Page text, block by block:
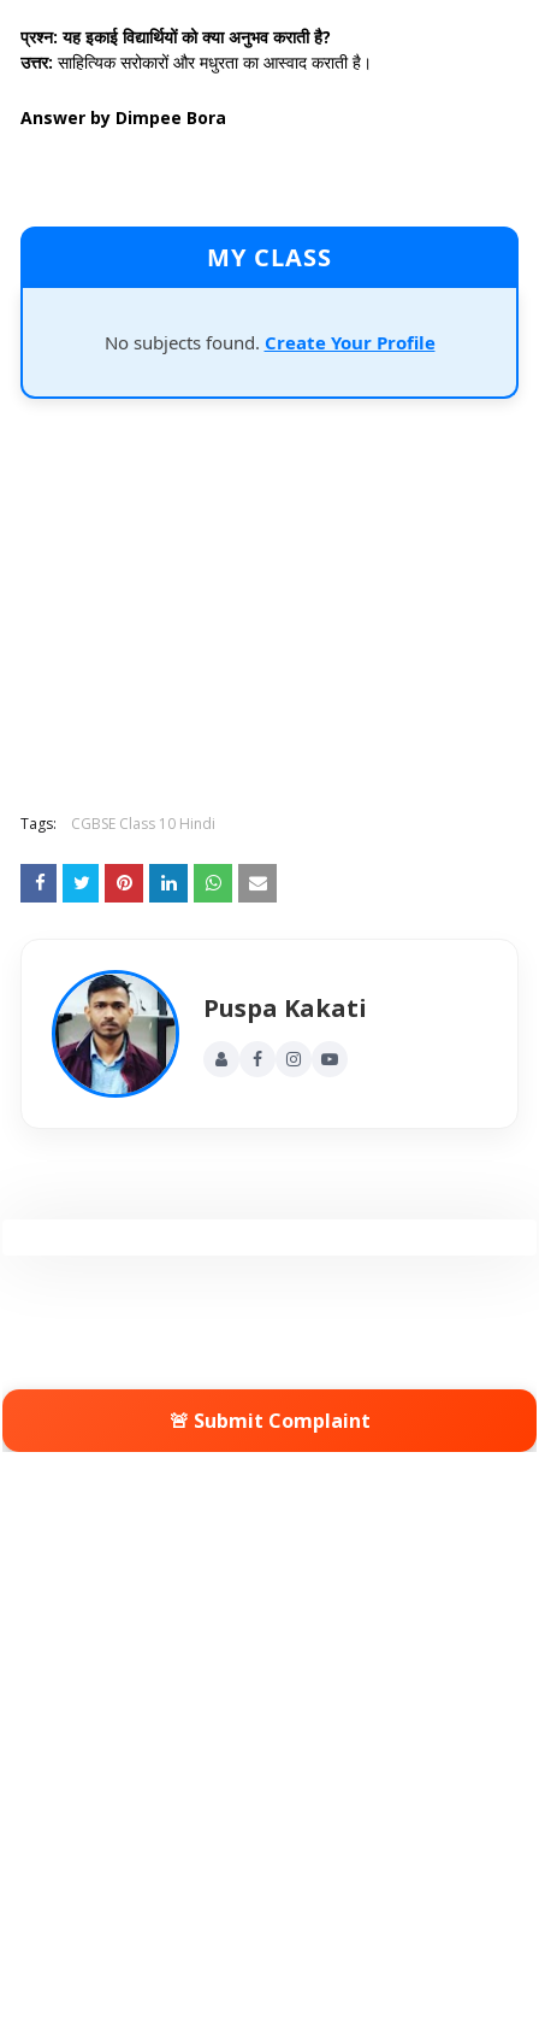
प्रश्न: यह इकाई विद्यार्थियों को क्या अनुभव कराती है?
उत्तर: साहित्यिक सरोकारों और मधुरता का आस्वाद कराती है।
Answer by Dimpee Bora
MY CLASS
No subjects found. Create Your Profile
Tags: CGBSE Class 10 Hindi
Puspa Kakati
🚨 Submit Complaint